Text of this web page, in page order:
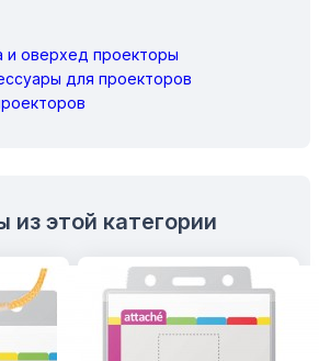
и оверхед проекторы
для проекторов
из этой категории